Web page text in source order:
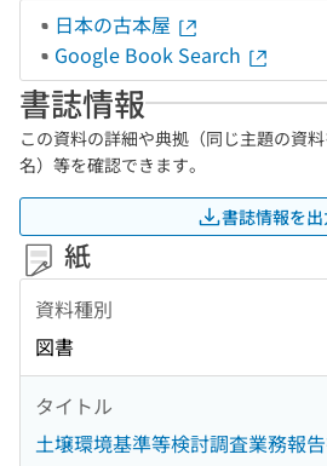
日本の古本屋
Google Book Search
書誌情報
この資料の詳細や典拠（同じ主題の資
名）等を確認できます。
書誌情報を出
紙
資料種別
図書
タイトル
土壌環境基準等検討調査業務報